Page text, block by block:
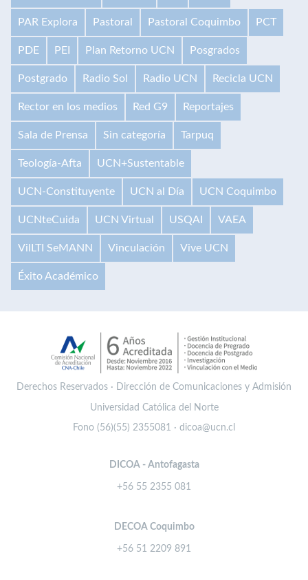
PAR Explora Pastoral Pastoral Coquimbo PCT
PDE PEI Plan Retorno UCN Posgrados
Postgrado Radio Sol Radio UCN Recicla UCN
Rector en los medios Red G9 Reportajes
Sala de Prensa Sin categoría Tarpuq
Teología-Afta UCN+Sustentable
UCN-Constituyente UCN al Día UCN Coquimbo
UCNteCuida UCN Virtual USQAI VAEA
VilLTI SeMANN Vinculación Vive UCN
Éxito Académico
Derechos Reservados · Dirección de Comunicaciones y Admisión
Universidad Católica del Norte
Fono (56)(55) 2355081 · dicoa@ucn.cl
DICOA - Antofagasta
+56 55 2355 081
DECOA Coquimbo
+56 51 2209 891